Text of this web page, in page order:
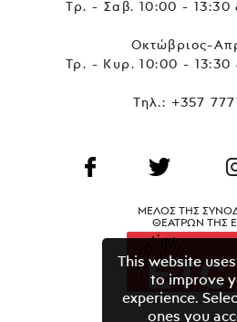
Τρ. - Σαβ. 10:00 - 13:30
Οκτώβριος-
Τρ. - Κυρ. 10:00 - 13:30
Τηλ.: +357
ΜΕΛΟΣ ΤΗΣ
ΘΕΑΤΡΩΝ ΤΗΣ
This website
to improve
experience.
ones you